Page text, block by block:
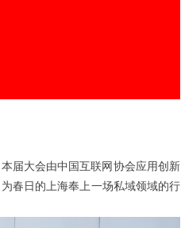
届大会由中国互联网协会应用创新
春日的上海奉上一场私域领域的行